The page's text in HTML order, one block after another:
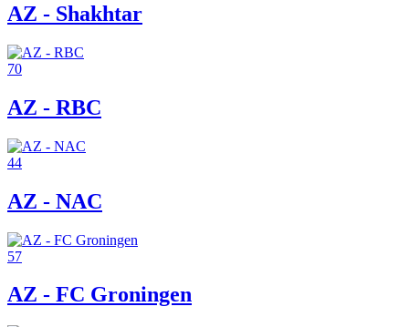
AZ - Shakhtar
70
AZ - RBC
44
AZ - NAC
57
AZ - FC Groningen